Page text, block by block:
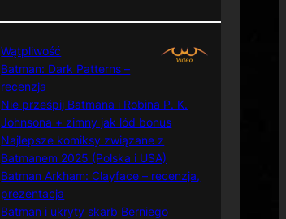
Wątpliwość
Batman: Dark Patterns –
recenzja
Nie prześpij Batmana i Robina P. K.
Johnsona + zimny jak lód bonus
Najlepsze komiksy związane z
Batmanem 2025 (Polska i USA)
Batman Arkham: Clayface – recenzja,
prezentacja
Batman i ukryty skarb Berniego